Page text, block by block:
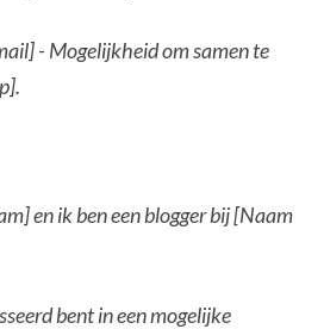
- Mogelijkheid om samen te
en ik ben een blogger bij [Naam
bent in een mogelijke